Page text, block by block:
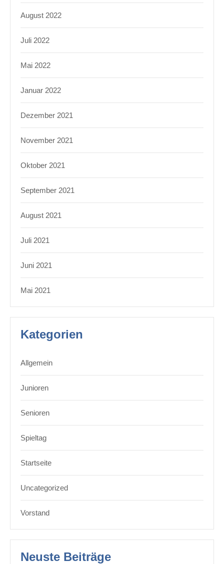
August 2022
Juli 2022
Mai 2022
Januar 2022
Dezember 2021
November 2021
Oktober 2021
September 2021
August 2021
Juli 2021
Juni 2021
Mai 2021
Kategorien
Allgemein
Junioren
Senioren
Spieltag
Startseite
Uncategorized
Vorstand
Neuste Beiträge